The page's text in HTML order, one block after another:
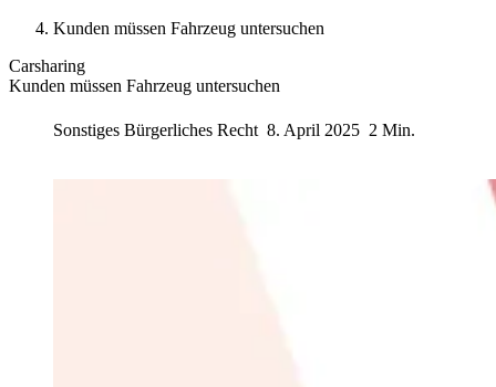
Kunden müssen Fahrzeug untersuchen
Carsharing
Kunden müssen Fahrzeug untersuchen
Sonstiges Bürgerliches Recht 8. April 2025 2 Min.